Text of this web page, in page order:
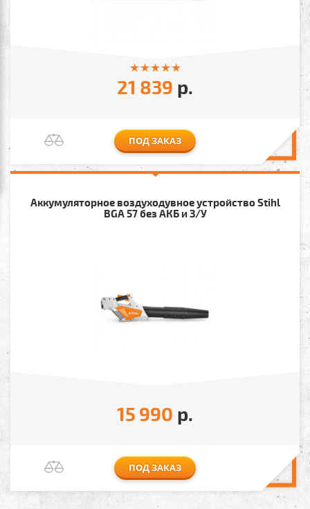
21 839 р.
ПОД ЗАКАЗ
Аккумуляторное воздуходувное устройство Stihl
BGA 57 без АКБ и З/У
15 990 р.
ПОД ЗАКАЗ